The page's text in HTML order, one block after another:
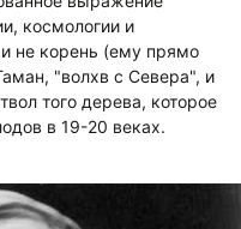
космологии и
не корень (ему прямо
"волхв с Севера", и
того дерева, которое
в 19-20 веках.